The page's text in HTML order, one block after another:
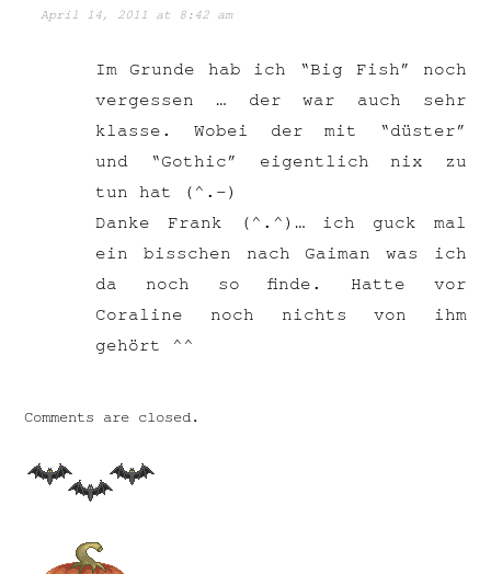
April 14, 2011 at 8:42 am
Im Grunde hab ich “Big Fish” noch
vergessen … der war auch sehr
klasse. Wobei der mit “düster”
und “Gothic” eigentlich nix zu
tun hat (^.-)
Danke Frank (^.^)… ich guck mal
ein bisschen nach Gaiman was ich
da noch so finde. Hatte vor
Coraline noch nichts von ihm
gehört ^^
Comments are closed.